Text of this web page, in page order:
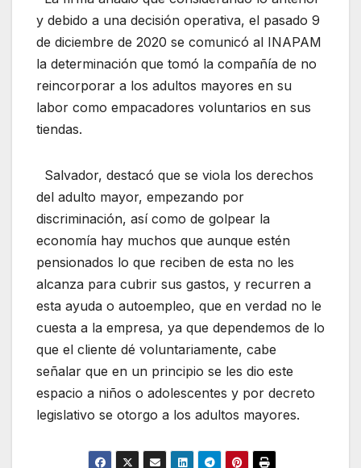
y debido a una decisión operativa, el pasado 9
de diciembre de 2020 se comunicó al INAPAM
la determinación que tomó la compañía de no
reincorporar a los adultos mayores en su
labor como empacadores voluntarios en sus
tiendas.
Salvador, destacó que se viola los derechos
del adulto mayor, empezando por
discriminación, así como de golpear la
economía hay muchos que aunque estén
pensionados lo que reciben de esta no les
alcanza para cubrir sus gastos, y recurren a
esta ayuda o autoempleo, que en verdad no le
cuesta a la empresa, ya que dependemos de lo
que el cliente dé voluntariamente, cabe
señalar que en un principio se les dio este
espacio a niños o adolescentes y por decreto
legislativo se otorgo a los adultos mayores.